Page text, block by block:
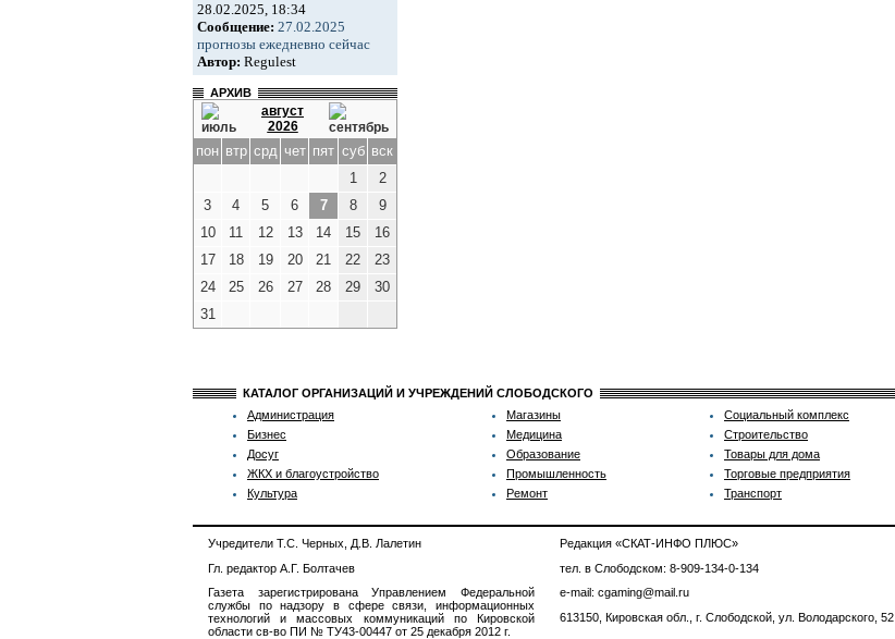
28.02.2025, 18:34
Сообщение: 27.02.2025
прогнозы ежедневно сейчас
Автор: Regulest
АРХИВ
август
2026
пон втр срд чет пят суб вск
1
2
3
4 5 6 7 8
9
10
11 12 13 14 15
16
17
18 19 20 21 22
23
24
25 26 27 28 29
30
31
КАТАЛОГ ОРГАНИЗАЦИЙ И УЧРЕЖДЕНИЙ СЛОБОДСКОГО
Администрация
Бизнес
Досуг
ЖКХ и благоустройство
Культура
Магазины
Медицина
Образование
Промышленность
Ремонт
Социальный комплекс
Строительство
Товары для дома
Торговые предприятия
Транспорт
Учредители Т.С. Черных, Д.В. Лалетин
Гл. редактор А.Г. Болтачев
Газета зарегистрирована Управлением Федеральной
службы по надзору в сфере связи, информационных
технологий и массовых коммуникаций по Кировской
области св-во ПИ № ТУ43-00447 от 25 декабря 2012 г.
Редакция «СКАТ-ИНФО ПЛЮС»
тел. в Слободском: 8-909-134-0-134
e-mail: cgaming@mail.ru
613150, Кировская обл., г. Слободской, ул. Володарского, 52